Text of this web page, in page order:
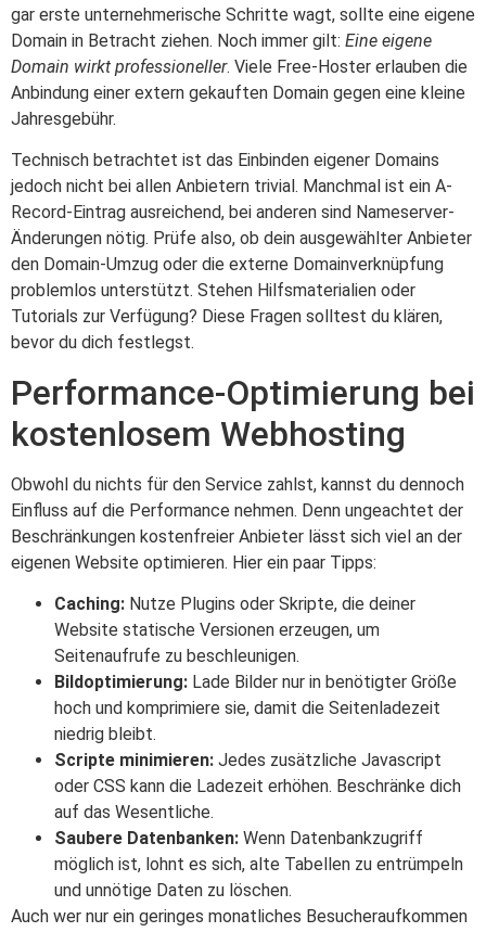
gar erste unternehmerische Schritte wagt, sollte eine eigene
Domain in Betracht ziehen. Noch immer gilt: Eine eigene
Domain wirkt professioneller. Viele Free-Hoster erlauben die
Anbindung einer extern gekauften Domain gegen eine kleine
Jahresgebühr.
Technisch betrachtet ist das Einbinden eigener Domains
jedoch nicht bei allen Anbietern trivial. Manchmal ist ein A-
Record-Eintrag ausreichend, bei anderen sind Nameserver-
Änderungen nötig. Prüfe also, ob dein ausgewählter Anbieter
den Domain-Umzug oder die externe Domainverknüpfung
problemlos unterstützt. Stehen Hilfsmaterialien oder
Tutorials zur Verfügung? Diese Fragen solltest du klären,
bevor du dich festlegst.
Performance-Optimierung bei
kostenlosem Webhosting
Obwohl du nichts für den Service zahlst, kannst du dennoch
Einfluss auf die Performance nehmen. Denn ungeachtet der
Beschränkungen kostenfreier Anbieter lässt sich viel an der
eigenen Website optimieren. Hier ein paar Tipps:
Caching: Nutze Plugins oder Skripte, die deiner
Website statische Versionen erzeugen, um
Seitenaufrufe zu beschleunigen.
Bildoptimierung: Lade Bilder nur in benötigter Größe
hoch und komprimiere sie, damit die Seitenladezeit
niedrig bleibt.
Scripte minimieren: Jedes zusätzliche Javascript
oder CSS kann die Ladezeit erhöhen. Beschränke dich
auf das Wesentliche.
Saubere Datenbanken: Wenn Datenbankzugriff
möglich ist, lohnt es sich, alte Tabellen zu entrümpeln
und unnötige Daten zu löschen.
Auch wer nur ein geringes monatliches Besucheraufkommen